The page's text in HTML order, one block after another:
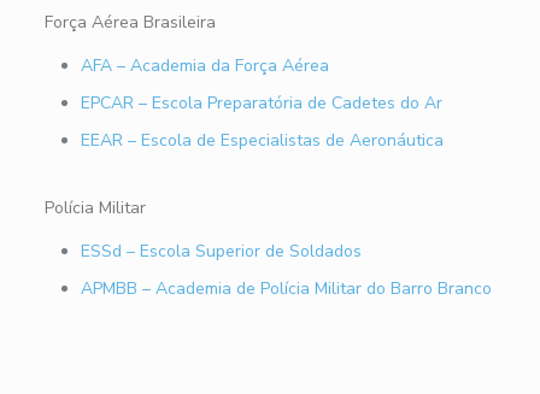
Força Aérea Brasileira
AFA – Academia da Força Aérea
EPCAR – Escola Preparatória de Cadetes do Ar
EEAR – Escola de Especialistas de Aeronáutica
Polícia Militar
ESSd – Escola Superior de Soldados
APMBB – Academia de Polícia Militar do Barro Branco